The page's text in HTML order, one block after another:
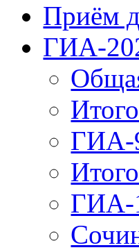
Приём
ГИА-
ГИА-
ГИА-